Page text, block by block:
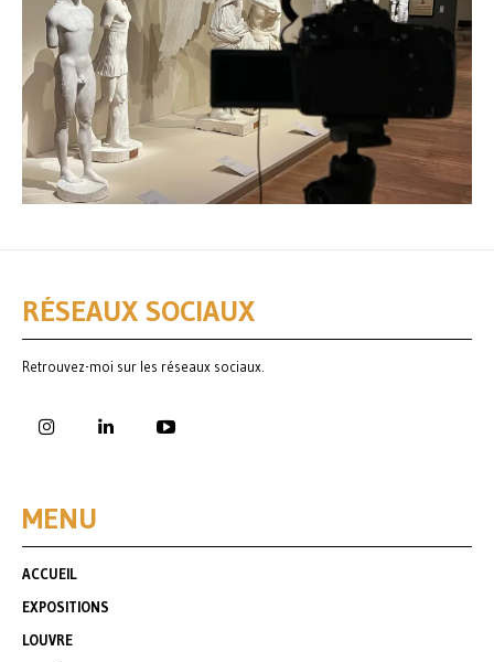
RÉSEAUX SOCIAUX
Retrouvez-moi sur les réseaux sociaux.
MENU
ACCUEIL
EXPOSITIONS
LOUVRE